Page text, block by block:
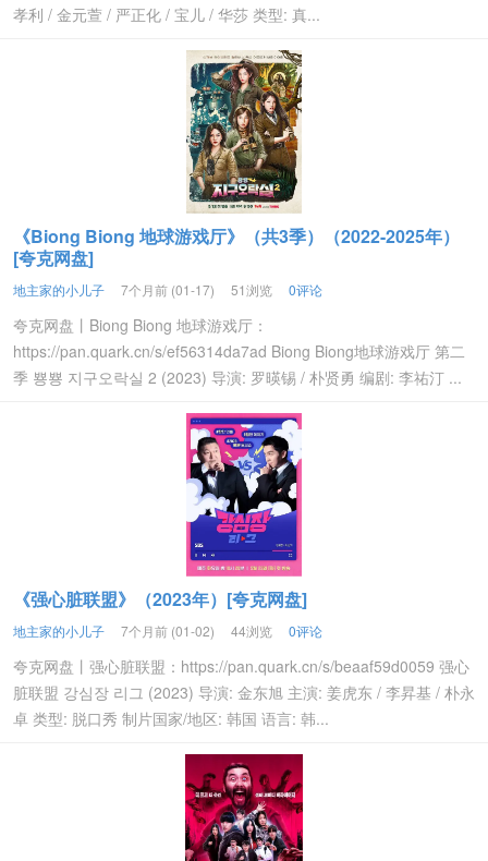
孝利 / 金元萱 / 严正化 / 宝儿 / 华莎 类型: 真...
《Biong Biong 地球游戏厅》（共3季）（2022-2025年）
[夸克网盘]
地主家的小儿子 7个月前 (01-17) 51浏览 0评论
夸克网盘丨Biong Biong 地球游戏厅：
https://pan.quark.cn/s/ef56314da7ad Biong Biong地球游戏厅 第二
季 뿅뿅 지구오락실 2 (2023) 导演: 罗暎锡 / 朴贤勇 编剧: 李祐汀 ...
《强心脏联盟》（2023年）[夸克网盘]
地主家的小儿子 7个月前 (01-02) 44浏览 0评论
夸克网盘丨强心脏联盟：https://pan.quark.cn/s/beaaf59d0059 强心
脏联盟 강심장 리그 (2023) 导演: 金东旭 主演: 姜虎东 / 李昇基 / 朴永
卓 类型: 脱口秀 制片国家/地区: 韩国 语言: 韩...